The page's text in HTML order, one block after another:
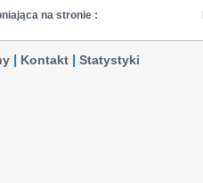
na stronie :
Kontakt Statystyki